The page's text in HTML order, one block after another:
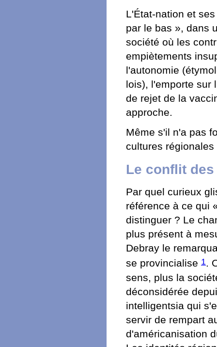
L'État-nation et
par le bas », dans
société où les
empiètements
l'autonomie
lois), l'emporte sur
de rejet de la
approche.
Même s'il n'a pas
cultures
Le conflit
Par quel curieux
référence à ce qui
distinguer ? Le
plus présent à
Debray le
se provincialise 1.
sens, plus la
déconsidérée
intelligentsia qui
servir de rempart
d'américanisation